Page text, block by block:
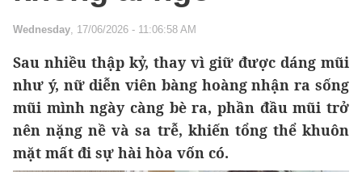
Wednesday, 17/06/2026 - 11:06:58 AM
Sau nhiều thập kỷ, thay vì giữ được dáng mũi
như ý, nữ diễn viên bàng hoàng nhận ra sống
mũi mình ngày càng bè ra, phần đầu mũi trở
nên nặng nề và sa trễ, khiến tổng thể khuôn
mặt mất đi sự hài hòa vốn có.